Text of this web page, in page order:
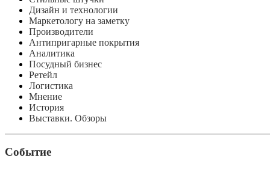
Дизайн и технологии
Маркетологу на заметку
Производители
Антипригарные покрытия
Аналитика
Посудный бизнес
Ретейл
Логистика
Мнение
История
Выставки. Обзоры
Событие